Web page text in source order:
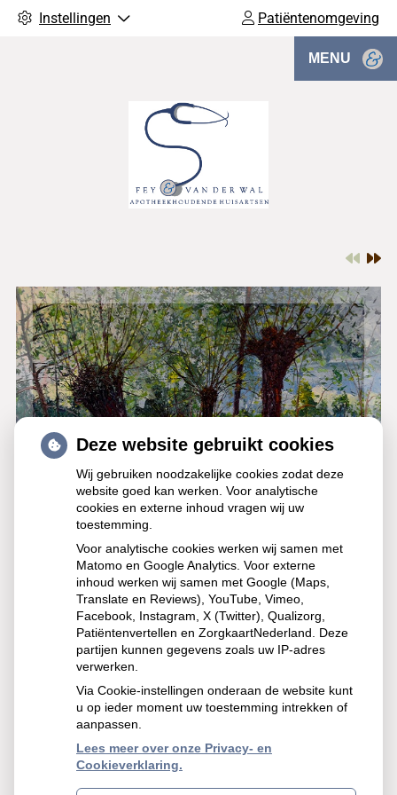
Instellingen Patiëntenomgeving
Hoofdmenu
MENU
U bevindt zich hier:
Praktijkinformatie
Spoed
Is er sprake van een spoedgeval, belt u dan 0598-
421271 optie 1
De huisartsen zullen hun werkzaamheden
onderbreken en u zo snel mogelijk bezoeken.
Deze optie is uitsluitend bedoeld om te gebruiken bij
spoed. Gebruikt u dit niet voor het maken van
afspraken of andere niet dringende zaken.
Deze website gebruikt cookies
Wij gebruiken noodzakelijke cookies zodat deze
website goed kan werken. Voor analytische
cookies en externe inhoud vragen wij uw
toestemming.
Voor analytische cookies werken wij samen met
Matomo en Google Analytics. Voor externe
inhoud werken wij samen met Google (Maps,
Translate en Reviews), YouTube, Vimeo,
Facebook, Instagram, X (Twitter), Qualizorg,
Patiëntenvertellen en ZorgkaartNederland. Deze
partijen kunnen gegevens zoals uw IP-adres
verwerken.
Via Cookie-instellingen onderaan de website kunt
u op ieder moment uw toestemming intrekken of
aanpassen.
Lees meer over onze Privacy- en
Cookieverklaring.